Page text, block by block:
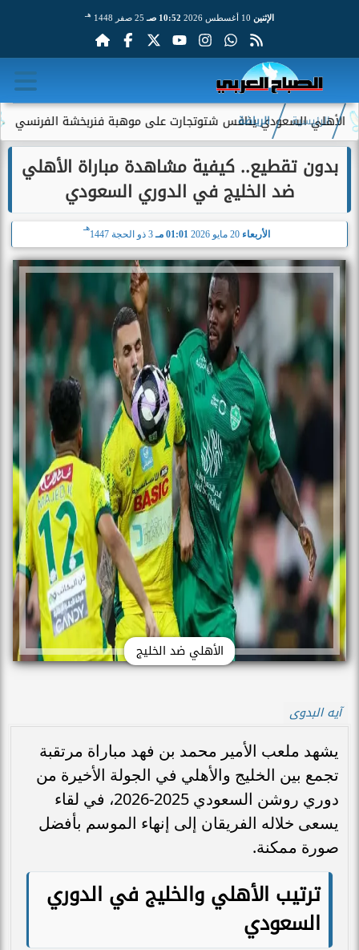
الإثنين 10:52 صـ 25 صفر 1448 هـ
مدرب ينافس شتوتجارت على موهبة فنربخشة الفرنسي
الرئيسية الرياضة
بدون تقطيع.. كيفية مشاهدة مباراة الأهلي
ضد الخليج في الدوري السعودي
الأربعاء 20 مايو 2026 01:01 مـ 3 ذو الحجة 1447
هـ
الأهلي ضد الخليج
آيه البدوى
يشهد ملعب الأمير محمد بن فهد مباراة مرتقبة
تجمع بين الخليج والأهلي في الجولة الأخيرة من
دوري روشن السعودي 2025-2026، في لقاء
يسعى خلاله الفريقان إلى إنهاء الموسم بأفضل
صورة ممكنة.
ترتيب الأهلي والخليج في الدوري
السعودي